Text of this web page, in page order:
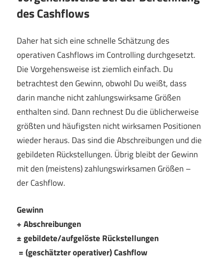
des Cashflows
Daher hat sich eine schnelle Schätzung des
operativen Cashflows im Controlling durchgesetzt.
Die Vorgehensweise ist ziemlich einfach. Du
betrachtest den Gewinn, obwohl Du weißt, dass
darin manche nicht zahlungswirksame Größen
enthalten sind. Dann rechnest Du die üblicherweise
größten und häufigsten nicht wirksamen Positionen
wieder heraus. Das sind die Abschreibungen und die
gebildeten Rückstellungen. Übrig bleibt der Gewinn
mit den (meistens) zahlungswirksamen Größen –
der Cashflow.
Gewinn
+ Abschreibungen
± gebildete/aufgelöste Rückstellungen
= (geschätzter operativer) Cashflow